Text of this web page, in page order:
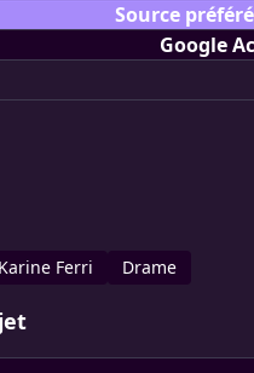
Source
Google
Karine Ferri Drame